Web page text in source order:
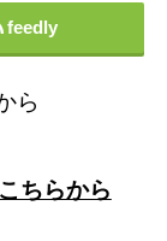
feedly
ら
ちらから